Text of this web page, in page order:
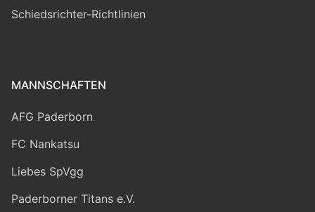
Schiedsrichter-Richtlinien
MANNSCHAFTEN
AFG Paderborn
FC Nankatsu
Liebes SpVgg
Paderborner Titans e.V.